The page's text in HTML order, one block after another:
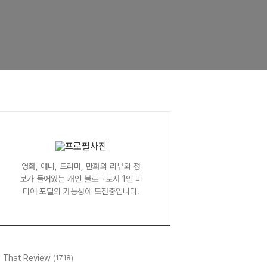
영화, 애니, 드라마, 만화의 리뷰와 정
보가 들어있는 개인 블로그로서 1인 미
디어 포털의 가능성에 도전중입니다.
That Review (1718)